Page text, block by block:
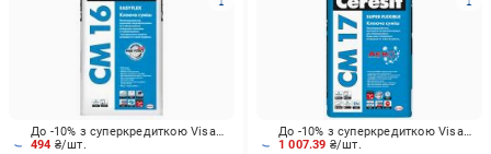
494 ₴/шт.
До -10% з суперкредиткою Visa Вигода
1 007.39 ₴/шт.
До -10% з суперкредиткою Visa Вигода